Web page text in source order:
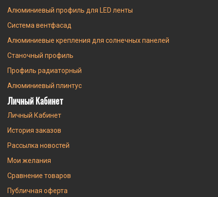
Алюминиевый профиль для LED ленты
Система вентфасад
Алюминиевые крепления для солнечных панелей
Станочный профиль
Профиль радиаторный
Алюминиевый плинтус
Личный Кабинет
Личный Кабинет
История заказов
Рассылка новостей
Мои желания
Сравнение товаров
Публичная оферта